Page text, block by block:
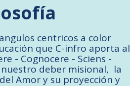
centricos a color
que C-infro aporta al
- Cognocere - Sciens -
nuestro deber misional, la
Amor y su proyección y